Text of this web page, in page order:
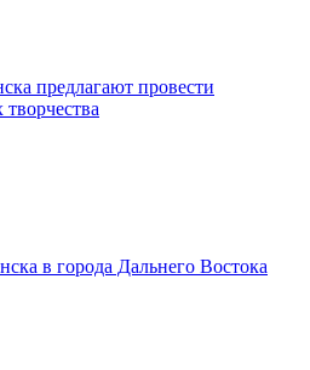
предлагают провести
в города Дальнего Востока